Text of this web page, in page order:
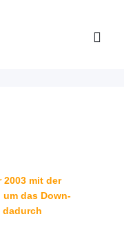
2003 mit der
das Down-
dadurch